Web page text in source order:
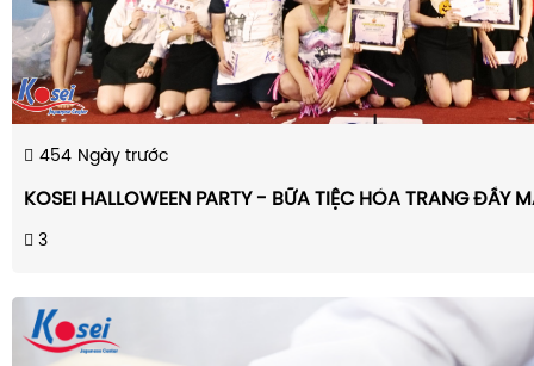
454 Ngày trước
KOSEI HALLOWEEN PARTY - BỮA TIỆC HÓA TRANG ĐẦY
3